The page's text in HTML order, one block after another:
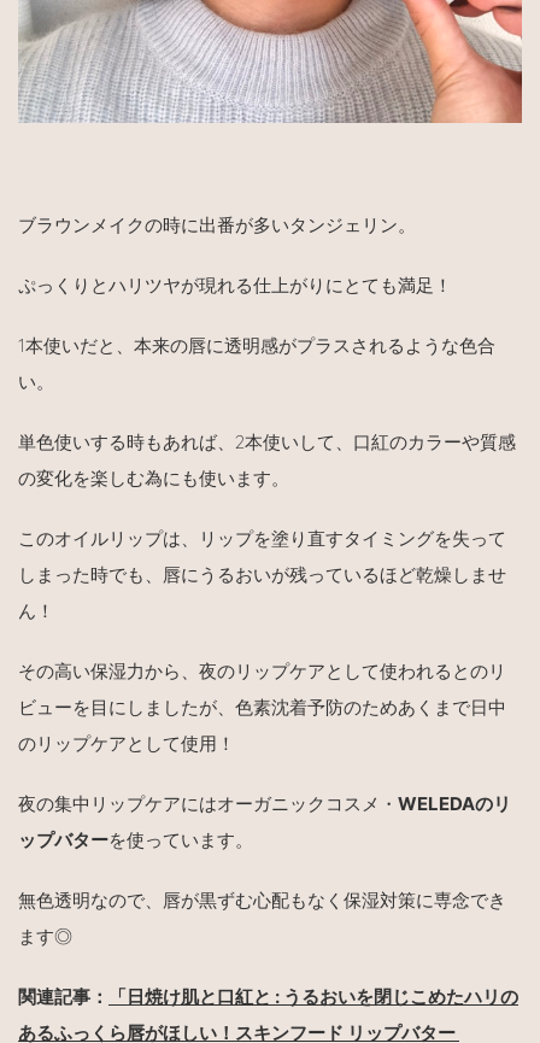
ブラウンメイクの時に出番が多いタンジェリン。
ぷっくりとハリツヤが現れる仕上がりにとても満足！
1本使いだと、本来の唇に透明感がプラスされるような色合
い。
単色使いする時もあれば、2本使いして、口紅のカラーや質感
の変化を楽しむ為にも使います。
このオイルリップは、リップを塗り直すタイミングを失って
しまった時でも、唇にうるおいが残っているほど乾燥しませ
ん！
その高い保湿力から、夜のリップケアとして使われるとのリ
ビューを目にしましたが、色素沈着予防のためあくまで日中
のリップケアとして使用！
夜の集中リップケアにはオーガニックコスメ・ WELEDAのリ
ップバターを使っています。
無色透明なので、唇が黒ずむ心配もなく保湿対策に専念でき
ます◎
関連記事：
「日焼け肌と口紅と : うるおいを閉じこめたハリの
あるふっくら唇がほしい！スキンフード リップバター